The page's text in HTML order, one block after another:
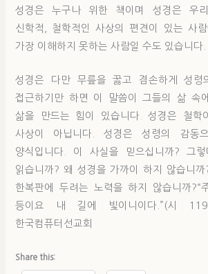
성경은 누구나 위한 책이며 성경은 우
신학적, 철학적인 사상의 편견이 있는 사
가장 이해하지 못하는 사람일 수도 있습니다.
성경은 다만 무릎을 꿇고 겸손하게 성령
접근하기만 하면 이 말씀이 그들의 삶 속
삶을 만드는 힘이 있습니다. 성경은 철학
사상이 아닙니다. 성경은 성령의 감동
양식입니다. 이 사실을 믿으십니까? 그
읽습니까? 왜 성경을 가까이 하지 않습니
한복판에 두려는 노력을 하지 않습니까?“
등이요 내 길에 빛이니이다.”(시
한국컴퓨터선교회
Share this: